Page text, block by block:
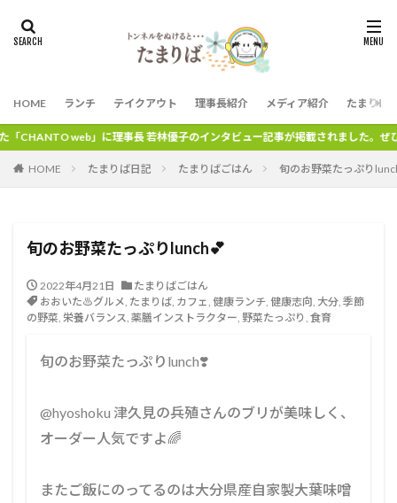
HOME ランチ テイクアウト 理事長紹介 メディア紹介 たまりば
林優子のインタビュー記事が掲載されました。ぜひ、ご覧ください。
HOME たまりば日記 たまりばごはん 旬のお野菜たっぷり
旬のお野菜たっぷりlunch💕
2022年4月21日
たまりばごはん
おおいた♨グルメ, たまりば, カフェ, 健康ランチ, 健康志向, 大分, 季節
の野菜, 栄養バランス, 薬膳インストラクター, 野菜たっぷり , 食育
旬のお野菜たっぷりlunch❣️⁡
⁡@hyoshoku 津久見の兵殖さんのブリが美味しく、
オーダー人気ですよ🌈⁡
⁡またご飯にのってるのは大分県産自家製大葉味噌